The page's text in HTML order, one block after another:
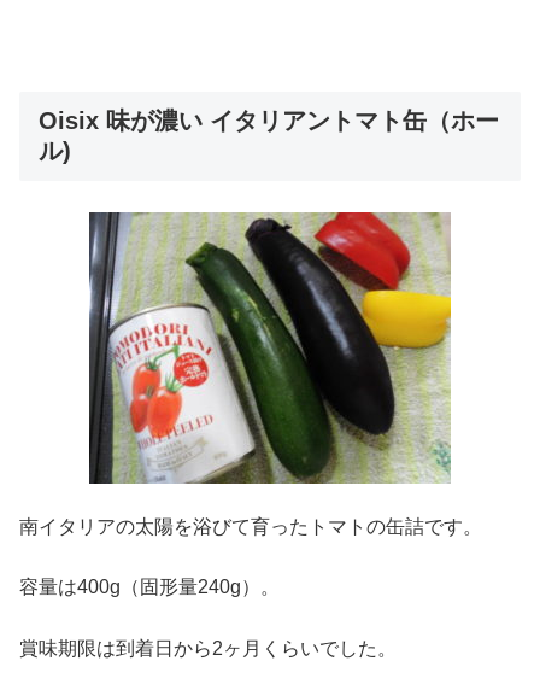
Oisix 味が濃い イタリアントマト缶（ホー
ル)
南イタリアの太陽を浴びて育ったトマトの缶詰です。
容量は400g（固形量240g）。
賞味期限は到着日から2ヶ月くらいでした。